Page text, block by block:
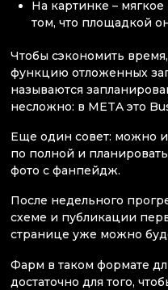
На картинке –
том, что площадкой
Чтобы сэкономить
функцию отложенных
называются
несложно: в META это
Еще один совет: можно
по полной и
фото с фанпейдж.
После недельного
схеме и публикации
странице уже можно
Фарм в таком формате
достаточно для того,